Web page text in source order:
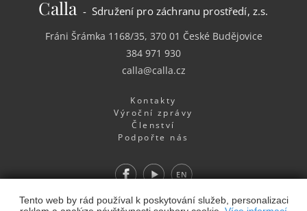
Tento web by rád používal k poskytování služeb, personalizaci
Calla - Sdružení pro záchranu prostředí, z.s.
Fráni Šrámka 1168/35, 370 01 České Budějovice
384 971 930
calla@calla.cz
Kontakty
Výroční zprávy
Členství
Podpořte nás
FacebookYoutube EN
Webdesign& Webhosting&publikační systém Toolkit-